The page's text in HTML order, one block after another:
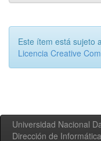
Este ítem está sujeto
Licencia Creative
Universidad Nacional
Dirección de Informática